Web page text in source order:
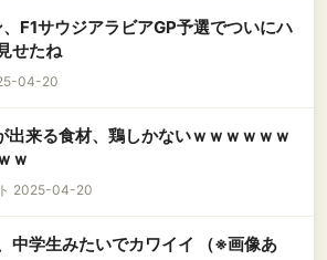
F1サウジアラビアGP予選でついにハ
せたね
04-20
出来る食材、鶏しかないｗｗｗｗｗｗ
ｗ
2025-04-20
中学生みたいでカワイイ （※画像あ